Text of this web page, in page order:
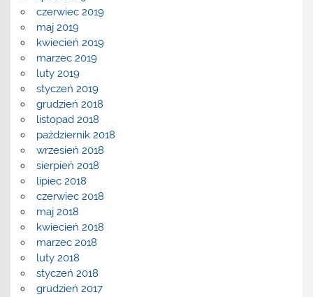
czerwiec 2019
maj 2019
kwiecień 2019
marzec 2019
luty 2019
styczeń 2019
grudzień 2018
listopad 2018
październik 2018
wrzesień 2018
sierpień 2018
lipiec 2018
czerwiec 2018
maj 2018
kwiecień 2018
marzec 2018
luty 2018
styczeń 2018
grudzień 2017